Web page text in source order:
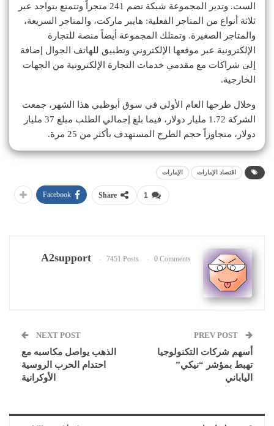
الست. وتدير المجموعة شبكة تضم 241 متجراً وتتمتع بتواجد عبر
ثلاثة أنواع من المتاجر الفعلية: هايبر ماركت، والمتاجر السريعة،
والمتاجر الصغيرة. وتمتلك المجموعة أيضاً منصة للتجارة
الإلكترونية عبر موقعها الإلكتروني وتطبيق للهاتف الجوال إضافة
إلى شراكات مع مقدمي خدمات التجارة الإلكترونية من الجهات
الخارجية.
وخلال طرحها العام الأولي في سوق أبوظبي هذا الشهر، جمعت
الشركة 1.72 مليار دولار، فيما بلغ إجمالي الطلب مبلغ 37 مليار
دولار، متجاوزاً حجم الطرح المستهدف بأكثر من 25 مرة.
اقتصاد الإمارات الإمارات
1
Share
Facebook
A2support 7451 Posts 0 Comments
أسهم شركات التكنولوجيا
تهبط بمؤشر “نيكي”
الياباني
NEXT POST
الذهب يواصل مكاسبه مع
احتدام الحرب الروسية
الأوكرانية